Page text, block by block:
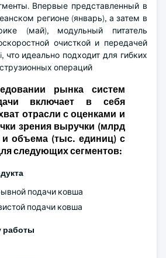
Впервые представленный в
регионе (январь), а затем в
(май), модульный питатель
очисткой и передачей
что идеально подходит для гибких
операций
рынка систем
включает в себя
отрасли с оценками и
зрения выручки (млрд
объема (тыс. единиц) с
следующих сегментов:
подачи ковша
подачи ковша
работы